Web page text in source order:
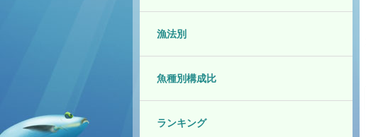
漁法別
魚種別構成比
ランキング